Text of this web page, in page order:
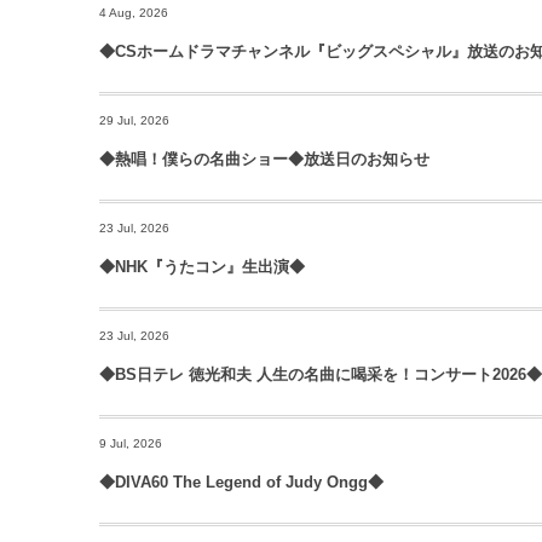
4 Aug, 2026
◆CSホームドラマチャンネル『ビッグスペシャル』放送のお
29 Jul, 2026
◆熱唱！僕らの名曲ショー◆放送日のお知らせ
23 Jul, 2026
◆NHK『うたコン』生出演◆
23 Jul, 2026
◆BS日テレ 徳光和夫 人生の名曲に喝采を！コンサート2026◆
9 Jul, 2026
◆DIVA60 The Legend of Judy Ongg◆